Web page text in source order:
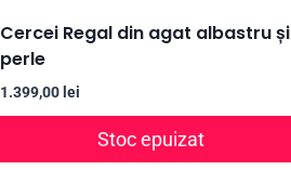
Cercei Regal din agat albastru și
perle
1.399,00 lei
Stoc epuizat